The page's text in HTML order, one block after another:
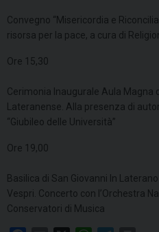
Convegno “Misericordia e
risorsa per la pace, a cura di
Ore 15,30
Cerimonia Inaugurale Aula Magna
Lateranense. Alla presenza di
“Giubileo delle Università”
Ore 19,00
Basilica di San Giovanni In
Vespri. Concerto con l’Orchestra
Conservatori di Musica